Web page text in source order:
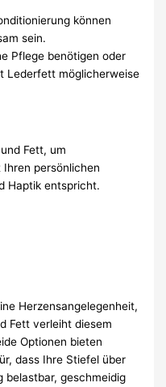
können
sein.
Pflege benötigen oder
Lederfett möglicherweise
Fett, um
persönlichen
Haptik entspricht.
Herzensangelegenheit,
Fett verleiht diesem
Optionen bieten
dass Ihre Stiefel über
belastbar, geschmeidig